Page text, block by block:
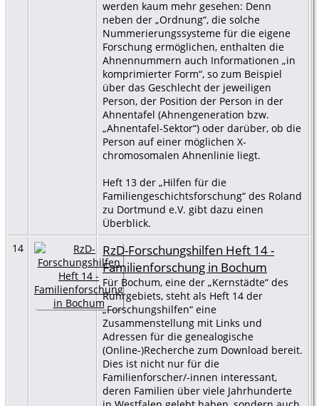
werden kaum mehr gesehen: Denn
neben der „Ordnung“, die solche
Nummerierungssysteme für die eigene
Forschung ermöglichen, enthalten die
Ahnennummern auch Informationen „in
komprimierter Form“, so zum Beispiel
über das Geschlecht der jeweiligen
Person, der Position der Person in der
Ahnentafel (Ahnengeneration bzw.
„Ahnentafel-Sektor“) oder darüber, ob die
Person auf einer möglichen X-
chromosomalen Ahnenlinie liegt.
Heft 13 der „Hilfen für die
Familiengeschichtsforschung“ des Roland
zu Dortmund e.V. gibt dazu einen
Überblick.
14
RzD-Forschungshilfen Heft 14 -
Familienforschung in Bochum
Für Bochum, eine der „Kernstädte“ des
Ruhrgebiets, steht als Heft 14 der
„Forschungshilfen“ eine
Zusammenstellung mit Links und
Adressen für die genealogische
(Online-)Recherche zum Download bereit.
Dies ist nicht nur für die
Familienforscher/-innen interessant,
deren Familien über viele Jahrhunderte